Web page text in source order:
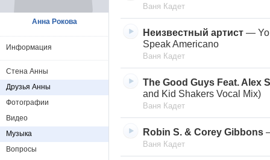
Ваня Кадет
Неизвестный артист —
Speak Americano
Ваня Кадет
The Good Guys Feat. Alex
and Kid Shakers Vocal Mix)
Ваня Кадет
Robin S. & Corey Gibbons
Ваня Кадет
Анна Рокова
Информация
Стена Анны
Друзья Анны
Фотографии
Видео
Музыка
Вопросы